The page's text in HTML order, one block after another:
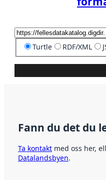
Turtle RDF/XML
Fann du det du
Ta kontakt med oss her,
Datalandsbyen.